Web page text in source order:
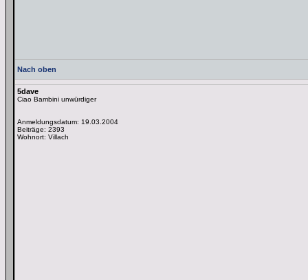
Nach oben
5dave
Ciao Bambini unwürdiger
Anmeldungsdatum: 19.03.2004
Beiträge: 2393
Wohnort: Villach